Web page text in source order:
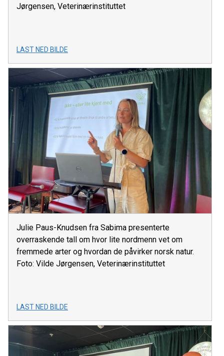
Jørgensen, Veterinærinstituttet
LAST NED BILDE
Julie Paus-Knudsen fra Sabima presenterte
overraskende tall om hvor lite nordmenn vet om
fremmede arter og hvordan de påvirker norsk natur.
Foto: Vilde Jørgensen, Veterinærinstituttet
LAST NED BILDE